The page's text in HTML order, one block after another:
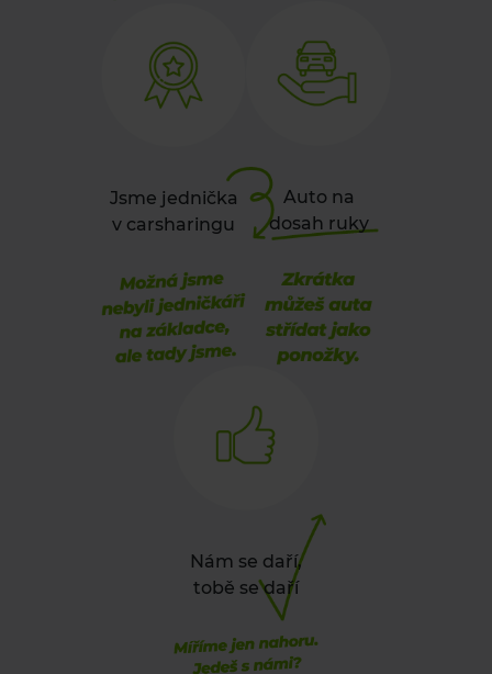
Jsme jednička
v carsharingu
Auto na
dosah ruky
Nám se daří,
tobě se daří